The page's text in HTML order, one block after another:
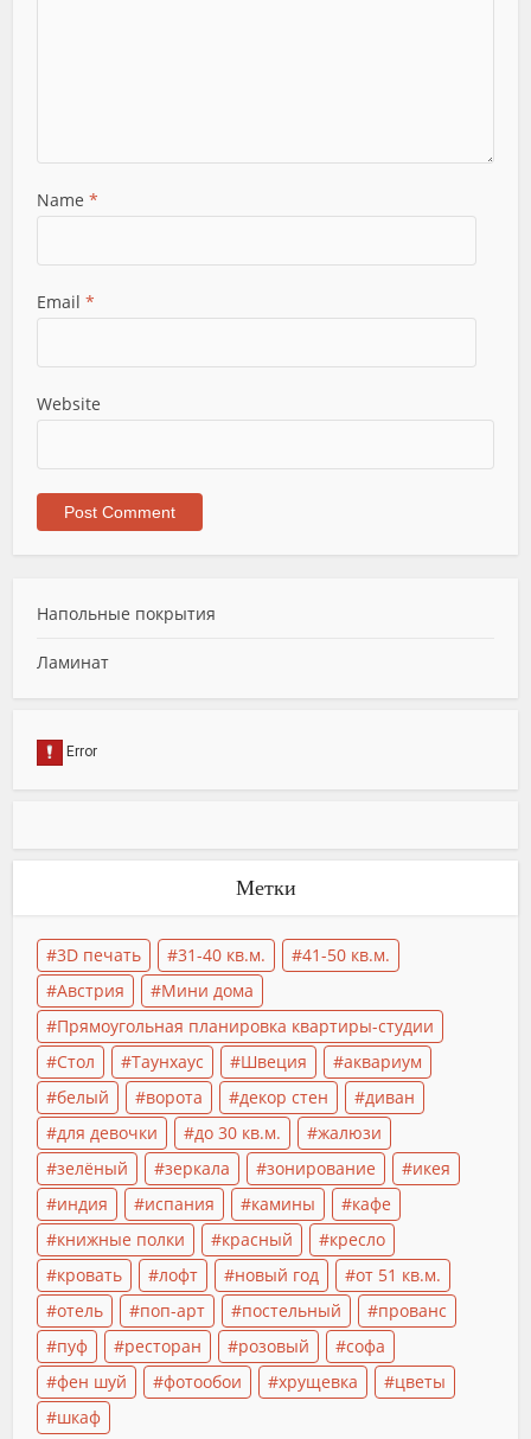
Name *
Email *
Website
Напольные покрытия
Ламинат
Метки
3D печать 31-40 кв.м.
41-50 кв.м.
Австрия
Мини дома
Прямоугольная планировка квартиры-студии
Стол
Таунхаус Швеция
аквариум
белый
ворота декор стен
диван
для девочки
до 30 кв.м.
жалюзи
зелёный
зеркала зонирование
икея
индия
испания камины
кафе
книжные полки
красный
кресло
кровать
лофт новый год
от 51 кв.м.
отель
поп-арт постельный
прованс
пуф
ресторан розовый
софа
фен шуй
фотообои хрущевка
цветы
шкаф